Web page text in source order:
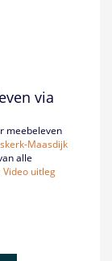
via
meebeleven
Maasdijk
alle
Video uitleg